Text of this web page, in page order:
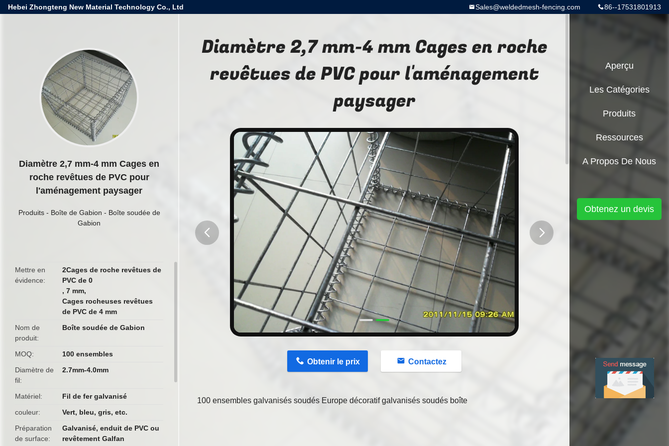
Hebei Zhongteng New Material Technology Co., Ltd 86--17531801913
Sales@weldedmesh-fencing.com
Diamètre 2,7 mm-4 mm Cages en
roche revêtues de PVC pour
l'aménagement paysager
Produits- Boîte de Gabion - Boîte soudée de
Gabion
Mettre en
évidence
2Cages de roche revêtues de
PVC de 0
,7 mm,
Cages rocheuses revêtues
de PVC de 4 mm
Nom de
produit
Boîte soudée de Gabion
MOQ
100 ensembles
Diamètre de
fil
2.7mm-4.0mm
Matériel
Fil de fer galvanisé
couleur
Vert, bleu, gris, etc.
Préparation
de surface
Galvanisé, enduit de PVC ou
revêtement Galfan
Diamètre 2,7 mm-4 mm Cages en roche
revêtues de PVC pour l'aménagement
paysager
Obtenir le prix Contactez
100 ensembles galvanisés soudés Europe décoratif galvanisés soudés boîte
Aperçu
Les Catégories
Produits
Ressources
A Propos De Nous
Obtenez un devis